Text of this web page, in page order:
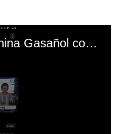
El mal momento de Yanina Gasañol con un hincha argentino en "Subrayado"